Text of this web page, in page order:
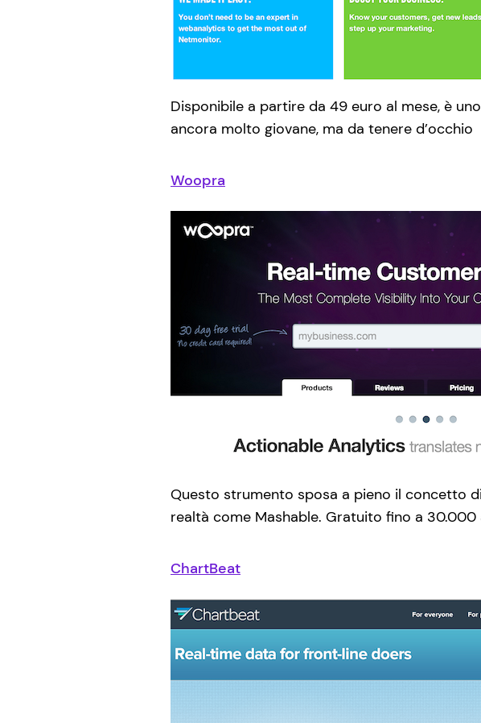
Disponibile a partire da 49 euro al mese, è
ancora molto giovane, ma da tenere d’occhio
Woopra
Questo strumento sposa a pieno il concetto
realtà come Mashable. Gratuito fino a
ChartBeat